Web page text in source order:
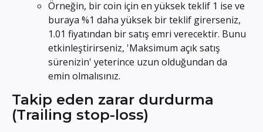
Örneğin, bir coin için en yüksek teklif 1 ise ve
buraya %1 daha yüksek bir teklif girerseniz,
1.01 fiyatından bir satış emri verecektir. Bunu
etkinleştirirseniz, 'Maksimum açık satış
sürenizin' yeterince uzun olduğundan da
emin olmalısınız.
Takip eden zarar durdurma
(Trailing stop-loss)